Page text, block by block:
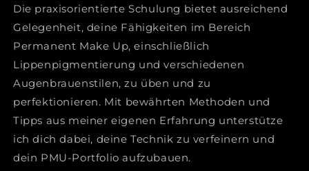
Die praxisorientierte Schulung bietet ausreichend
Gelegenheit, deine Fähigkeiten im Bereich
Permanent Make Up, einschließlich
Lippenpigmentierung und verschiedenen
Augenbrauenstilen, zu üben und zu
perfektionieren. Mit bewährten Methoden und
Tipps aus meiner eigenen Erfahrung unterstütze
ich dich dabei, deine Technik zu verfeinern und
dein PMU-Portfolio aufzubauen.